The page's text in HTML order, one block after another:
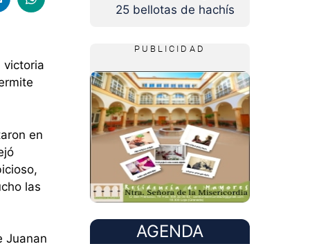
victoria
en
las
Juanan
25 bellotas de hachís
PUBLICIDAD
AGENDA